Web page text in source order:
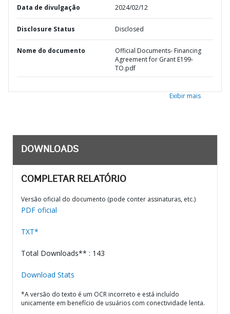
Data de divulgação 2024/02/12
Disclosure Status Disclosed
Nome do documento
Official Documents- Financing
Agreement for Grant E199-
TO.pdf
Exibir mais
DOWNLOADS
COMPLETAR RELATÓRIO
Versão oficial do documento (pode conter assinaturas, etc.)
PDF oficial
TXT*
Total Downloads** : 143
Download Stats
*A versão do texto é um OCR incorreto e está incluído
unicamente em benefício de usuários com conectividade lenta.